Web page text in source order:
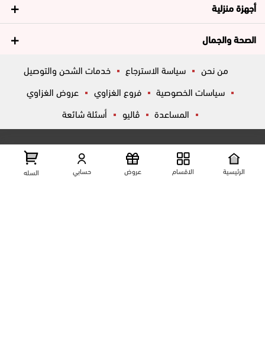
أجهزة منزلية
الصحة والجمال
من نحن سياسة الاسترجاع
خدمات الشحن والتوصيل
سياسات الخصوصية
فروع الغزاوي
عروض الغزاوي
المساعدة
ڤاليو أسئلة شائعة
تواصل معانا
شارع المكاتب, الزقازيق , الشرقية, مصر عرض علي الخريطه
الرئيسية الاقسام عروض حسابي السله